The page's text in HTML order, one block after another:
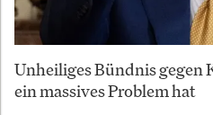
Unheiliges Bündnis gegen
ein massives Problem hat